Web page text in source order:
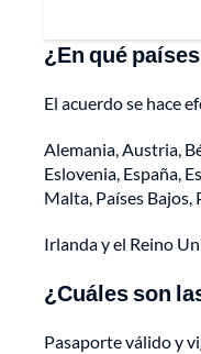
¿En qué
El acuerdo se hace
Alemania, Austria,
Eslovenia, España,
Malta, Países Bajos,
Irlanda y el Reino
¿Cuáles son
Pasaporte válido y